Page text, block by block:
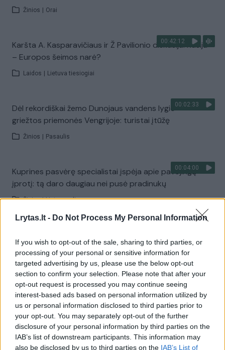
Lrytas.lt - Do Not Process My Personal Information
If you wish to opt-out of the sale, sharing to third parties, or
processing of your personal or sensitive information for
targeted advertising by us, please use the below opt-out
section to confirm your selection. Please note that after your
opt-out request is processed you may continue seeing
interest-based ads based on personal information utilized by
us or personal information disclosed to third parties prior to
your opt-out. You may separately opt-out of the further
disclosure of your personal information by third parties on the
IAB’s list of downstream participants. This information may
also be disclosed by us to third parties on the IAB’s List of
Žinios Orai
00:42:12
Karšta A. Kasparavičiaus ir Ž Pavilionio diskusija: Rusija
– Europos šeimos narė?
Laidos Lietuva tiesiogiai
00:02:33
Dėl rekordiškai žemo Dunojaus vandens lygio –
griežtos priemonės Vengrijoje: turistai įtūžę
Žinios Pasaulis
00:04:00
Kuprines pasvėrę specialistai įspėja apie pavojingą
įprotį: tą daro daugiau nei pusė pradinukų
Žinios | Lietuvos diena
Žiūrimiausi įrašai
00:00:30
Vaizdai iš tragiškos avarijos Vilniaus r.: dviejų moterų ir
vaiko gyvybių išgelbėti nepavyko
Žinios | Lietuvos diena